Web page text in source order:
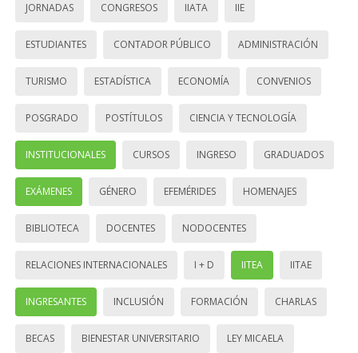
JORNADAS CONGRESOS IIATA IIE
ESTUDIANTES CONTADOR PÚBLICO ADMINISTRACIÓN
TURISMO ESTADÍSTICA ECONOMÍA CONVENIOS
POSGRADO POSTÍTULOS CIENCIA Y TECNOLOGÍA
INSTITUCIONALES CURSOS INGRESO GRADUADOS
EXÁMENES GÉNERO EFEMÉRIDES HOMENAJES
BIBLIOTECA DOCENTES NODOCENTES
RELACIONES INTERNACIONALES I + D IITEA IITAE
INGRESANTES INCLUSIÓN FORMACIÓN CHARLAS
BECAS BIENESTAR UNIVERSITARIO LEY MICAELA